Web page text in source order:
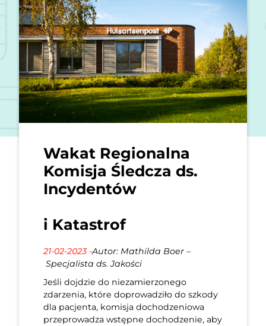
Wakat Regionalna
Komisja Śledcza ds.
Incydentów
i Katastrof
21-02-2023 -Autor: Mathilda Boer –
Specjalista ds. Jakości
Jeśli dojdzie do niezamierzonego
zdarzenia, które doprowadziło do szkody
dla pacjenta, komisja dochodzeniowa
przeprowadza wstępne dochodzenie, aby